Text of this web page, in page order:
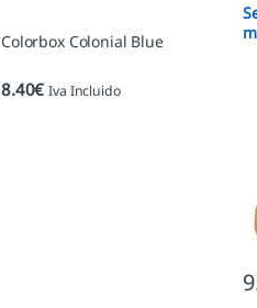
Colorbox Colonial Blue
8.40€ Iva Incluido